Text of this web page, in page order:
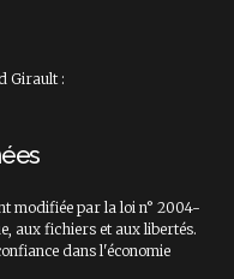
Girault :
modifiée par la loi n° 2004-
aux fichiers et aux libertés.
dans l'économie